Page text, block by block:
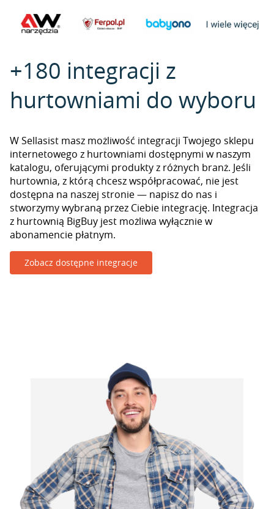
+180 integracji z
hurtowniami do wyboru
W Sellasist masz możliwość integracji Twojego sklepu
internetowego z hurtowniami dostępnymi w naszym
katalogu, oferującymi produkty z różnych branż. Jeśli
hurtownia, z którą chcesz współpracować, nie jest
dostępna na naszej stronie — napisz do nas i
stworzymy wybraną przez Ciebie integrację. Integracja
z hurtownią BigBuy jest możliwa wyłącznie w
abonamencie płatnym.
Zobacz dostępne integracje